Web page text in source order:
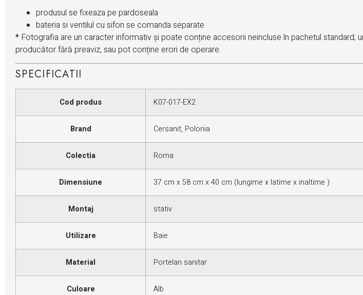
produsul se fixeaza pe pardoseala
bateria si ventilul cu sifon se comanda separate
* Fotografia are un caracter informativ și poate conține accesorii neincluse în pachetul
producător fără preaviz, sau pot conține erori de operare.
SPECIFICATII
Cod produs K07-017-EX2
Brand Cersanit, Polonia
Colectia Roma
Dimensiune 37 cm x 58 cm x 40 cm (lungime x latime x inaltime )
Montaj stativ
Utilizare Baie
Material Portelan sanitar
Culoare Alb